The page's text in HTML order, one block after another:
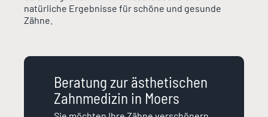
natürliche Ergebnisse für schöne und gesunde
Zähne.
Beratung zur ästhetischen
Zahnmedizin in Moers